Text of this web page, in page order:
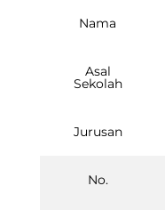
Nama
Asal
Sekolah
Jurusan
No.